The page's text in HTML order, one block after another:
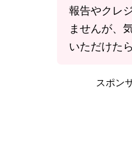
報告やクレ
ませんが、
いただけた
スポン